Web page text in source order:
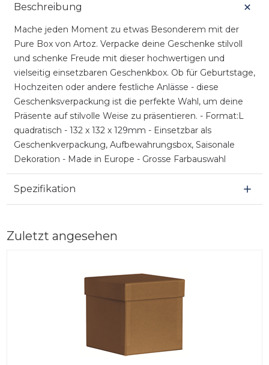
Beschreibung
Mache jeden Moment zu etwas Besonderem mit der
Pure Box von Artoz. Verpacke deine Geschenke stilvoll
und schenke Freude mit dieser hochwertigen und
vielseitig einsetzbaren Geschenkbox. Ob für Geburtstage,
Hochzeiten oder andere festliche Anlässe - diese
Geschenksverpackung ist die perfekte Wahl, um deine
Präsente auf stilvolle Weise zu präsentieren. - Format:L
quadratisch - 132 x 132 x 129mm - Einsetzbar als
Geschenkverpackung, Aufbewahrungsbox, Saisonale
Dekoration - Made in Europe - Grosse Farbauswahl
Spezifikation
Zuletzt angesehen